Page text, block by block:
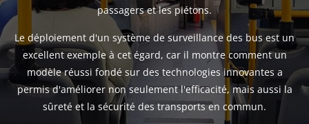
passagers et les piétons.
Le déploiement d'un système de surveillance des bus est un
excellent exemple à cet égard, car il montre comment un
modèle réussi fondé sur des technologies innovantes a
permis d'améliorer non seulement l'efficacité, mais aussi la
sûreté et la sécurité des transports en commun.